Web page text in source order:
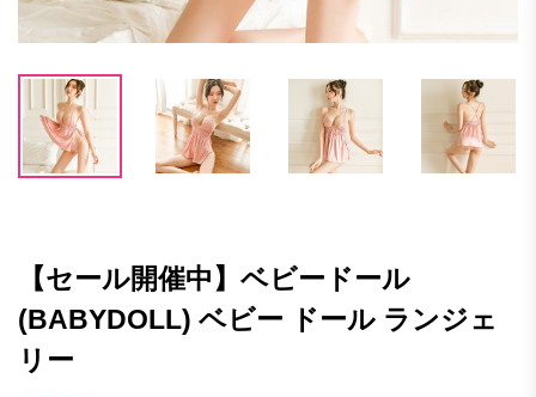
【セール開催中】ベビードール
(BABYDOLL) ベビー ドール ランジェ
リー